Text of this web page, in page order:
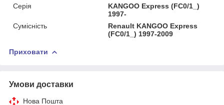
Серія
KANGOO Express (FC0/1_)
1997-
Сумісність
Renault KANGOO Express
(FC0/1_) 1997-2009
Приховати
Умови доставки
Нова Пошта